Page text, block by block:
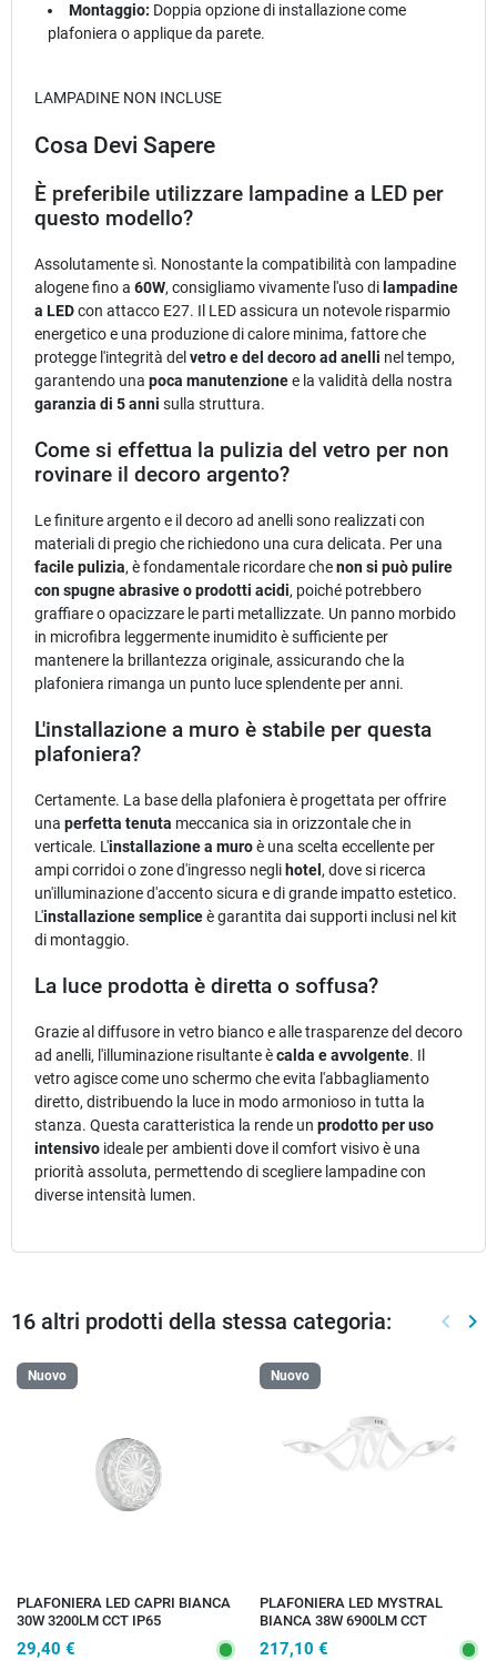
Montaggio: Doppia opzione di installazione come
plafoniera o applique da parete.
LAMPADINE NON INCLUSE
Cosa Devi Sapere
È preferibile utilizzare lampadine a LED per
questo modello?
Assolutamente sì. Nonostante la compatibilità con lampadine
alogene fino a 60W, consigliamo vivamente l'uso di lampadine
a LEDcon attacco E27. Il LED assicura un notevole risparmio
energetico e una produzione di calore minima, fattore che
protegge l'integrità del vetro e del decoro ad anelli nel tempo,
garantendo una poca manutenzionee la validità della nostra
garanzia di 5 anni sulla struttura.
Come si effettua la pulizia del vetro per non
rovinare il decoro argento?
Le finiture argento e il decoro ad anelli sono realizzati con
materiali di pregio che richiedono una cura delicata. Per una
facile pulizia, è fondamentale ricordare chenon si può pulire
con spugne abrasive o prodotti acidi, poiché potrebbero
graffiare o opacizzare le parti metallizzate. Un panno morbido
in microfibra leggermente inumidito è sufficiente per
mantenere la brillantezza originale, assicurando che la
plafoniera rimanga un punto luce splendente per anni.
L'installazione a muro è stabile per questa
plafoniera?
Certamente. La base della plafoniera è progettata per offrire
una perfetta tenuta meccanica sia in orizzontale che in
verticale. L'installazione a muroè una scelta eccellente per
ampi corridoi o zone d'ingresso negli hotel , dove si ricerca
un'illuminazione d'accento sicura e di grande impatto estetico.
L'installazione sempliceè garantita dai supporti inclusi nel kit
di montaggio.
La luce prodotta è diretta o soffusa?
Grazie al diffusore in vetro bianco e alle trasparenze del decoro
ad anelli, l'illuminazione risultante ècalda e avvolgente. Il
vetro agisce come uno schermo che evita l'abbagliamento
diretto, distribuendo la luce in modo armonioso in tutta la
stanza. Questa caratteristica la rende un prodotto per uso
intensivo ideale per ambienti dove il comfort visivo è una
priorità assoluta, permettendo di scegliere lampadine con
diverse intensità lumen.
16 altri prodotti della stessa categoria: keyboard_arrow_left keyboard_arrow_right
Nuovo
PLAFONIERA LED CAPRI BIANCA
30W 3200LM CCT IP65
29,40 €
Nuovo
PLAFONIERA LED MYSTRAL
BIANCA 38W 6900LM CCT
217,10 €